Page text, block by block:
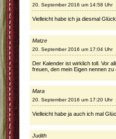
20. September 2016 um 14:58 Uhr
Vielleicht habe ich ja diesmal
Matze
20. September 2016 um 17:04 Uhr
Der Kalender ist wirklich toll. Vor
freuen, den mein Eigen nennen zu
Mara
20. September 2016 um 17:20 Uhr
Vielleicht habe ja auch ich mal
Judith